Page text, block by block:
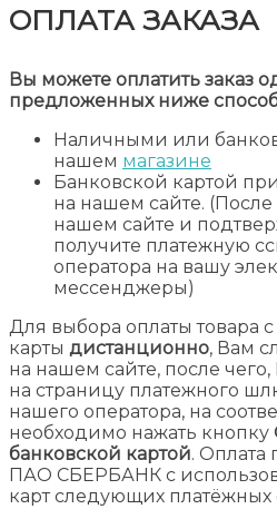
ОПЛАТА ЗАКАЗА
Вы можете оплатить заказ
предложенных ниже
Наличными или
нашем магазине
Банковской картой
на нашем сайте.
нашем сайте и
получите платежную
оператора на вашу
мессенджеры)
Для выбора оплаты товара
карты дистанционно, Вам
на нашем сайте, после
на страницу платежного
нашего оператора, на
необходимо нажать кнопку
банковской картой. Оплата
ПАО СБЕРБАНК с
карт следующих платёжных